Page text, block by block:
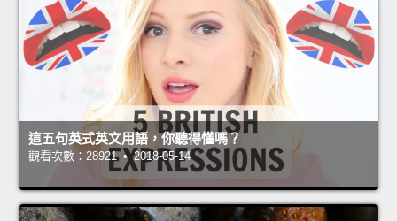
這五句英式英文用語，你聽得懂嗎？
觀看次數：28921 • 2018-05-14